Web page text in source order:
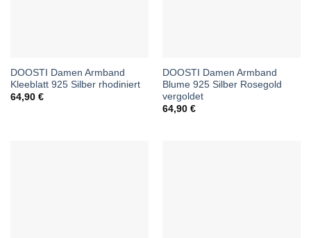
DOOSTI Damen Armband
Kleeblatt 925 Silber rhodiniert
64,90 €
DOOSTI Damen Armband
Blume 925 Silber Rosegold
vergoldet
64,90 €